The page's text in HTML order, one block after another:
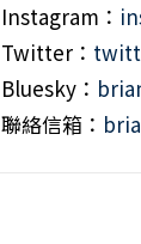
Instagram：
Twitter：
Bluesky：
聯絡信箱：